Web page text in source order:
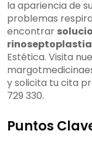
la apariencia de
problemas
encontrar
rinoseptoplastia
Estética. Visita
y solicita tu cita
729 330.
Puntos